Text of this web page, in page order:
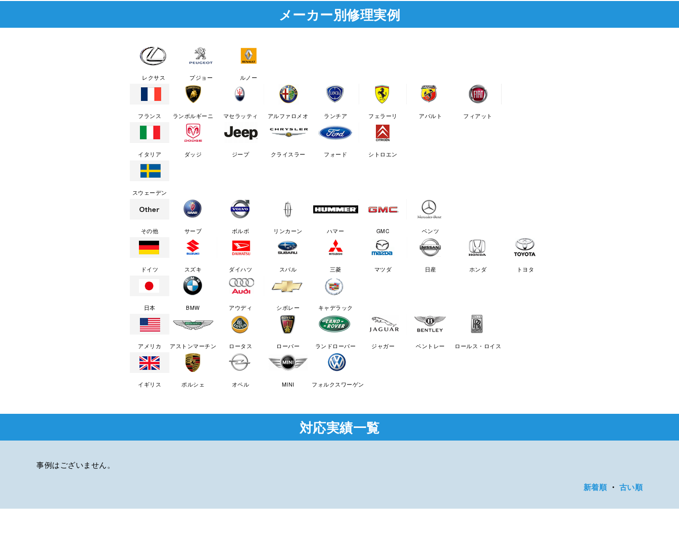
メーカー別修理実例
レクサス プジョー ルノー
フランス ランボルギーニ マセラッティ アルファロメオ ランチア フェラーリ アバルト フィアット
イタリア ダッジ ジープ クライスラー フォード シトロエン
スウェーデン
その他 サーブ ボルボ リンカーン ハマー GMC ベンツ
ドイツ スズキ ダイハツ スバル 三菱 マツダ 日産 ホンダ トヨタ
日本 BMW アウディ シボレー キャデラック
アメリカ アストンマーチン ロータス ローバー ランドローバー ジャガー ベントレー ロールス・ロイス
イギリス ポルシェ オペル MINI フォルクスワーゲン
対応実績一覧
事例はございません。
新着順 ・ 古い順